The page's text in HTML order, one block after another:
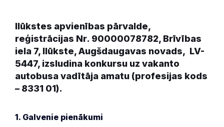
Ilūkstes apvienības pārvalde,
reģistrācijas Nr. 90000078782, Brīvības
iela 7, Ilūkste, Augšdaugavas novads, LV-
5447, izsludina konkursu uz vakanto
autobusa vadītāja amatu (profesijas kods
– 8331 01).
1. Galvenie pienākumi